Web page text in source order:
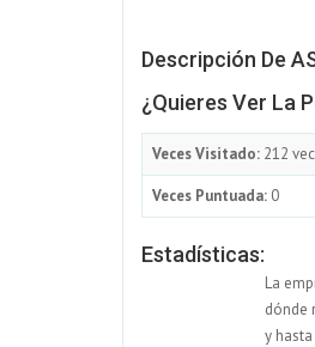
Descripción De
¿Quieres Ver La
Veces Visitado: 212
Veces Puntuada: 0
Estadísticas:
La
dónde
y